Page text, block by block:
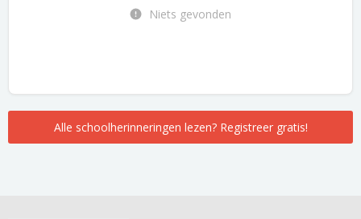
Niets gevonden
Alle schoolherinneringen lezen? Registreer gratis!